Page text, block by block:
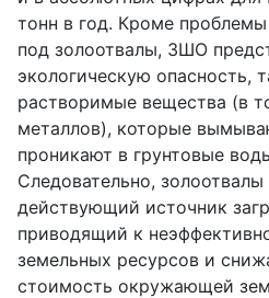
тонн в год. Кроме
под золоотвалы, ЗШО
экологическую опасность,
растворимые вещества (в
металлов), которые
проникают в грунтовые
Следовательно,
действующий источник
приводящий к
земельных ресурсов и
стоимость окружающей